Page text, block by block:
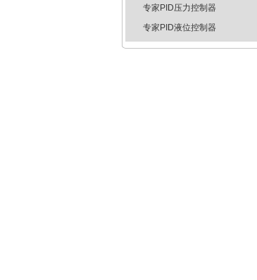
专家PID压力控制器
专家PID液位控制器